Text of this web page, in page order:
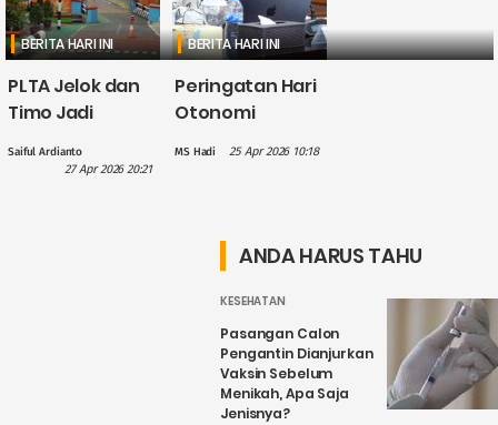
BERITA HARI INI
PLTA Jelok dan
Timo Jadi
dalam
Saiful Ardianto
27 Apr 2026 20:21
BERITA HARI INI
Peringatan Hari
Otonomi
Hilmy: Hak
Sekadar
Wacana
MS Hadi 25 Apr 2026 10:18
ANDA HARUS TAHU
KESEHATAN
Pasangan Calon
Pengantin Dianjurkan
Vaksin Sebelum
Menikah, Apa Saja
Jenisnya?